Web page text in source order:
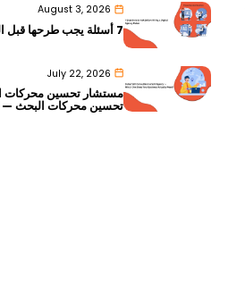
August 3, 2026
7 أسئلة يجب طرحها قبل التعاقد مع وكالة رقمية في دبي
July 22, 2026
مستشار تحسين محركات
تحسين محركات البحث —